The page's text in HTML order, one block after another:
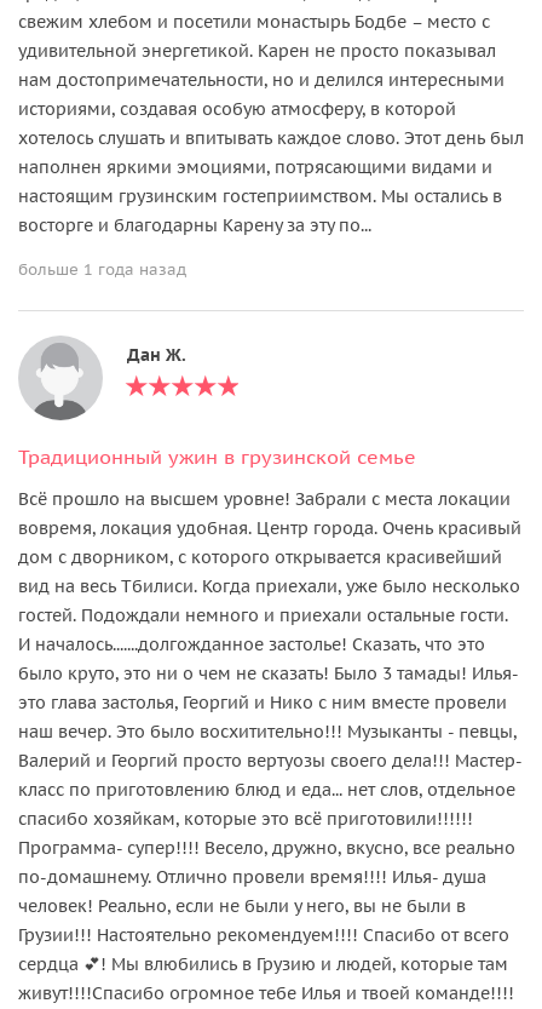
свежим хлебом и посетили монастырь Бодбе – место с
удивительной энергетикой. Карен не просто показывал
нам достопримечательности, но и делился интересными
историями, создавая особую атмосферу, в которой
хотелось слушать и впитывать каждое слово. Этот день был
наполнен яркими эмоциями, потрясающими видами и
настоящим грузинским гостеприимством. Мы остались в
восторге и благодарны Карену за эту по...
больше 1 года назад
Дан Ж.
Традиционный ужин в грузинской семье
Всё прошло на высшем уровне! Забрали с места локации
вовремя, локация удобная. Центр города. Очень красивый
дом с дворником, с которого открывается красивейший
вид на весь Тбилиси. Когда приехали, уже было несколько
гостей. Подождали немного и приехали остальные гости.
И началось.......долгожданное застолье! Сказать, что это
было круто, это ни о чем не сказать! Было 3 тамады! Илья-
это глава застолья, Георгий и Нико с ним вместе провели
наш вечер. Это было восхитительно!!! Музыканты - певцы,
Валерий и Георгий просто вертуозы своего дела!!! Мастер-
класс по приготовлению блюд и еда... нет слов, отдельное
спасибо хозяйкам, которые это всё приготовили!!!!!!
Программа- супер!!!! Весело, дружно, вкусно, все реально
по-домашнему. Отлично провели время!!!! Илья- душа
человек! Реально, если не были у него, вы не были в
Грузии!!! Настоятельно рекомендуем!!!! Спасибо от всего
сердца 💕! Мы влюбились в Грузию и людей, которые там
живут!!!!Спасибо огромное тебе Илья и твоей команде!!!!